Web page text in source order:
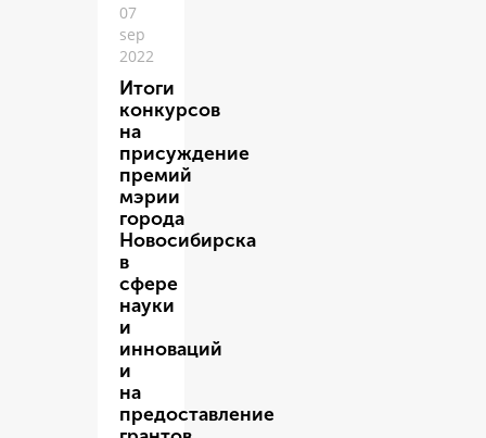
07
sep
2022
Итоги
конкурсов
на
присуждение
премий
мэрии
города
Новосибирска
в
сфере
науки
и
инноваций
и
на
предоставление